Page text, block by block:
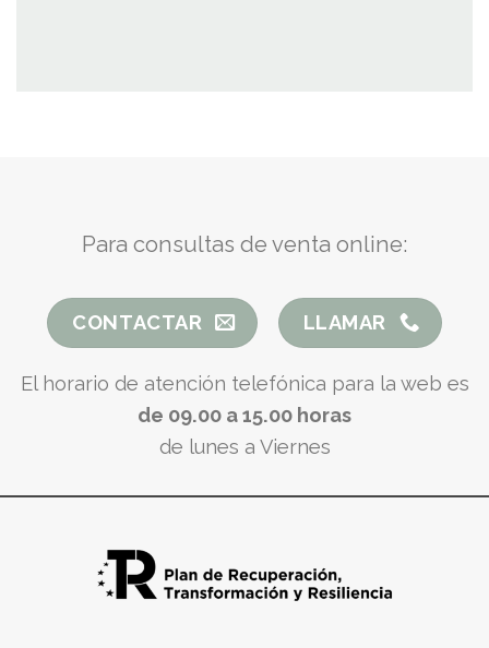
Para consultas de venta online:
CONTACTAR LLAMAR
El horario de atención telefónica para la web es
de 09.00 a 15.00 horas
de lunes a Viernes